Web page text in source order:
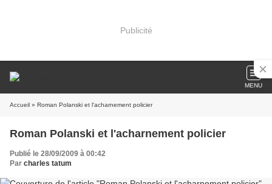
Publicité
MENU
Accueil » Roman Polanski et l'acharnement policier
Roman Polanski et l'acharnement policier
Publié le 28/09/2009 à 00:42
Par charles tatum